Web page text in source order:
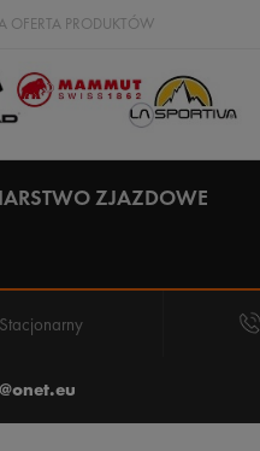
OFERTA PRODUKTÓW
ZJAZDOWE
Stacjonarny